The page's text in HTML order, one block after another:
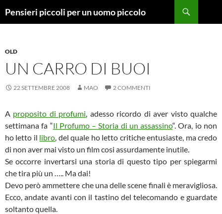
Pensieri piccoli per un uomo piccolo
OLD
UN CARRO DI BUOI
22 SETTEMBRE 2008 MAO 2 COMMENTI
A proposito di profumi, adesso ricordo di aver visto qualche
settimana fa “Il Profumo – Storia di un assassino“. Ora, io non
ho letto il libro, del quale ho letto critiche entusiaste, ma credo
di non aver mai visto un film cosi assurdamente inutile.
Se occorre invertarsi una storia di questo tipo per spiegarmi
che tira più un ….. Ma dai!
Devo però ammettere che una delle scene finali è meravigliosa.
Ecco, andate avanti con il tastino del telecomando e guardate
soltanto quella.